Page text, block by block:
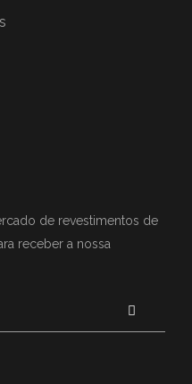
de revestimentos de
receber a nossa